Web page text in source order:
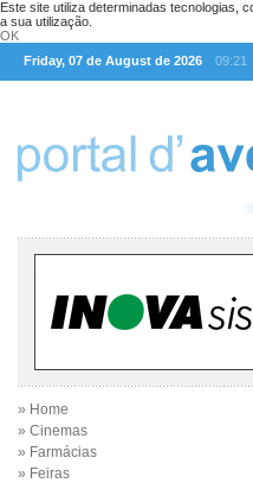
Este site utiliza determinadas tecnologias,
a sua utilização.
OK
Friday, 07 de August de 2026
09:21
» Home
» Cinemas
» Farmácias
» Feiras